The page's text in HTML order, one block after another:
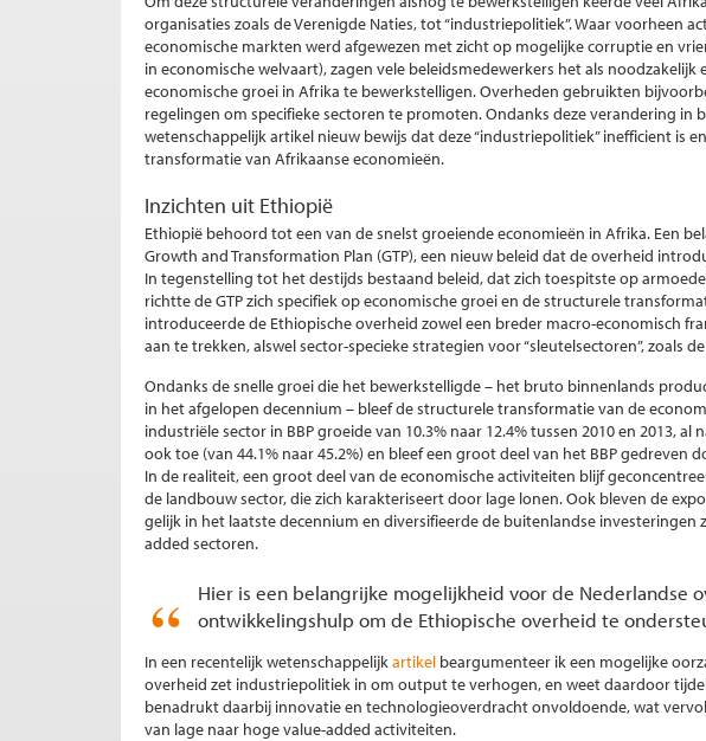
organisaties zoals de Verenigde Naties, tot “industriepolitiek”. Waar voorheen
economische markten werd afgewezen met zicht op mogelijke corruptie en
in economische welvaart), zagen vele beleidsmedewerkers het als
economische groei in Afrika te bewerkstelligen. Overheden gebruikten
regelingen om specifieke sectoren te promoten. Ondanks deze verandering in
wetenschappelijk artikel nieuw bewijs dat deze “industriepolitiek” inefficient is
transformatie van Afrikaanse economieën.
Inzichten uit Ethiopië
Ethiopië behoord tot een van de snelst groeiende economieën in Afrika. Een
Growth and Transformation Plan (GTP), een nieuw beleid dat de overheid
In tegenstelling tot het destijds bestaand beleid, dat zich toespitste op
richtte de GTP zich specifiek op economische groei en de structurele
introduceerde de Ethiopische overheid zowel een breder macro-economisch
aan te trekken, alswel sector-specieke strategien voor “sleutelsectoren”, zoals
Ondanks de snelle groei die het bewerkstelligde – het bruto binnenlands
in het afgelopen decennium – bleef de structurele transformatie van de
industriële sector in BBP groeide van 10.3% naar 12.4% tussen 2010 en 2013,
ook toe (van 44.1% naar 45.2%) en bleef een groot deel van het BBP gedreven
In de realiteit, een groot deel van de economische activiteiten blijf
de landbouw sector, die zich karakteriseert door lage lonen. Ook bleven de
gelijk in het laatste decennium en diversifieerde de buitenlandse investeringen
added sectoren.
Hier is een belangrijke mogelijkheid voor de Nederlandse
ontwikkelingshulp om de Ethiopische overheid te
In een recentelijk wetenschappelijkartikel beargumenteer ik een mogelijke
overheid zet industriepolitiek in om output te verhogen, en weet daardoor
benadrukt daarbij innovatie en technologieoverdracht onvoldoende, wat
van lage naar hoge value-added activiteiten.